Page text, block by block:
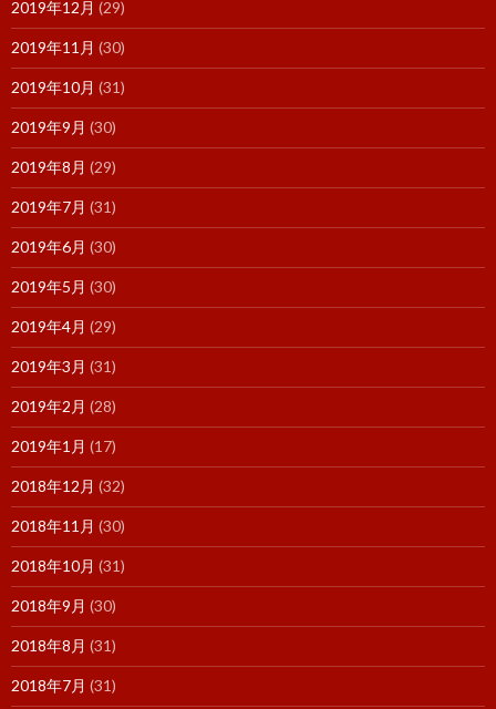
2019年12月 (29)
2019年11月 (30)
2019年10月 (31)
2019年9月 (30)
2019年8月 (29)
2019年7月 (31)
2019年6月 (30)
2019年5月 (30)
2019年4月 (29)
2019年3月 (31)
2019年2月 (28)
2019年1月 (17)
2018年12月 (32)
2018年11月 (30)
2018年10月 (31)
2018年9月 (30)
2018年8月 (31)
2018年7月 (31)